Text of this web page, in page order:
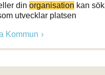
din organisation kan
utvecklar platsen
Kommun